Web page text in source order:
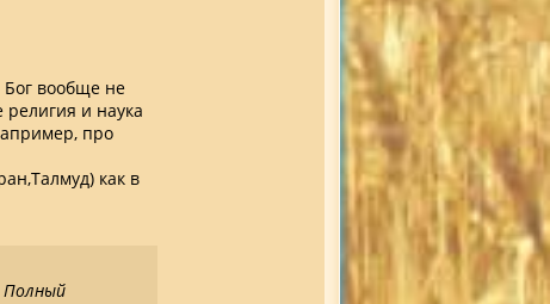
Бог вообще не
и наука
про
как в
Полный